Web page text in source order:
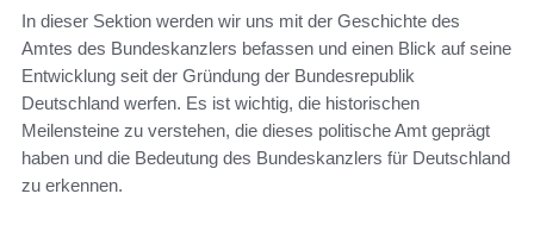
In dieser Sektion werden wir uns mit der Geschichte des
Amtes des Bundeskanzlers befassen und einen Blick auf seine
Entwicklung seit der Gründung der Bundesrepublik
Deutschland werfen. Es ist wichtig, die historischen
Meilensteine zu verstehen, die dieses politische Amt geprägt
haben und die Bedeutung des Bundeskanzlers für Deutschland
zu erkennen.